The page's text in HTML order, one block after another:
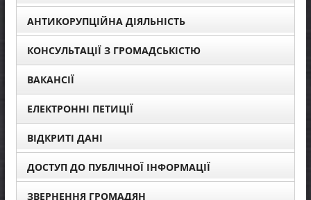
АНТИКОРУПЦІЙНА ДІЯЛЬНІСТЬ
КОНСУЛЬТАЦІЇ З ГРОМАДСЬКІСТЮ
ВАКАНСІЇ
ЕЛЕКТРОННІ ПЕТИЦІЇ
ВІДКРИТІ ДАНІ
ДОСТУП ДО ПУБЛІЧНОЇ ІНФОРМАЦІЇ
ЗВЕРНЕННЯ ГРОМАДЯН